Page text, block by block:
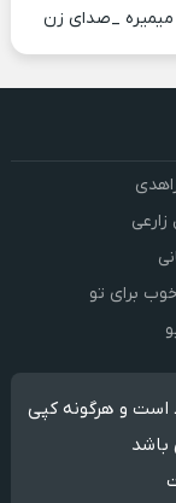
میمیره _صدای زن
زارعی
برای تو
است و هرگونه کپی
باشد